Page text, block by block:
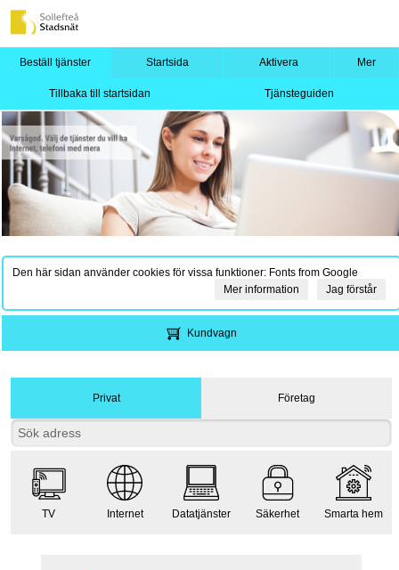
Beställ tjänster Startsida Aktivera Mer
Tillbaka till startsidan Tjänsteguiden
Den här sidan använder cookies för vissa funktioner: Fonts from Google
Jag förstår
Mer information
Kundvagn
Privat Företag
TV Internet Datatjänster Säkerhet Smarta hem